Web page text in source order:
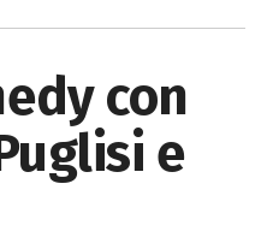
con
e